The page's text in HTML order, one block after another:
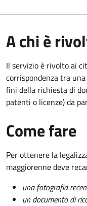
A chi è
Il servizio è rivolto ai
corrispondenza tra
fini della richiesta di
patenti o licenze) da
Come fare
Per ottenere la
maggiorenne deve
una fotografia
un documento di